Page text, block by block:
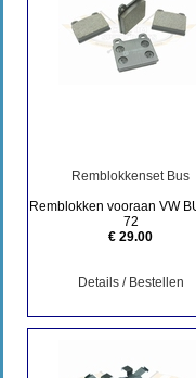
Remblokkenset Bus
Remblokken vooraan VW
72
€ 29.00
Details / Bestellen